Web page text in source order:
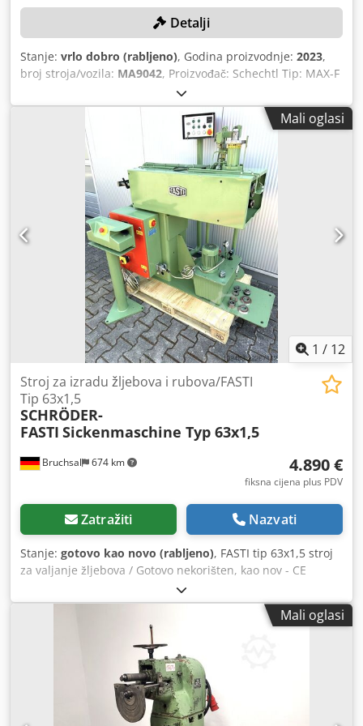
Detalji
Stanje: vrlo dobro (rabljeno), Godina proizvodnje: 2023,
broj stroja/vozila: MA9042, Proizvođač: Schechtl Tip: MAX-F
310/CNC Godina proizvodnje: 2023 Broj stroja: MA9042
Dcsdjzpw Ihopfx Ac Nok
Mali oglasi
1 / 12
Bruchsal 674 km
Stroj za izradu žljebova i rubova/FASTI
Tip 63x1,5
SCHRÖDER-
FASTI Sickenmaschine Typ 63x1,5
4.890 €
fiksna cijena plus PDV
Zatražiti Nazvati
Stanje: gotovo kao novo (rabljeno), FASTI tip 63x1,5 stroj
za valjanje žljebova / Gotovo nekorišten, kao nov - CE
oznaka - Gornji valjak za žljebove hidraulički podesiv -
Upravljačka konzola - Razni alati za žljebove - Hidraulična
jedinica - Dokumentacija Dimenzije: D x Š x V / Težina 1200
kg Djdozivikepfx Ac Njck Pogreške i mogućnost unosa
Mali oglasi